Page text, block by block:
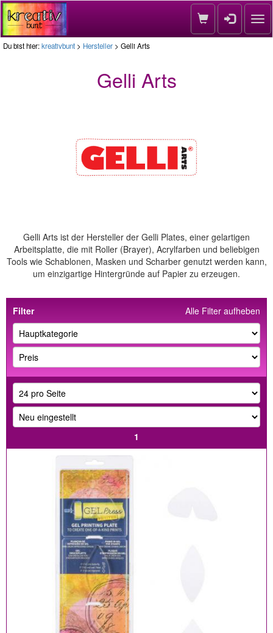
Du bist hier:kreativbunt > Hersteller > Gelli Arts
Gelli Arts
Gelli Arts ist der Hersteller der Gelli Plates, einer gelartigen
Arbeitsplatte, die mit Roller (Brayer), Acrylfarben und beliebigen
Tools wie Schablonen, Masken und Scharber genutzt werden kann,
um einzigartige Hintergründe auf Papier zu erzeugen.
Alle Filter aufheben
Filter
1